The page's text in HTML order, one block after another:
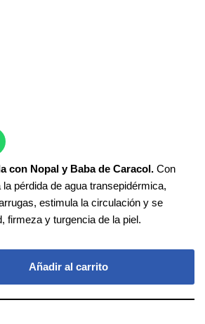
con Nopal y Baba de Caracol. Con
pérdida de agua transepidérmica,
estimula la circulación y se
firmeza y turgencia de la piel.
Añadir al carrito